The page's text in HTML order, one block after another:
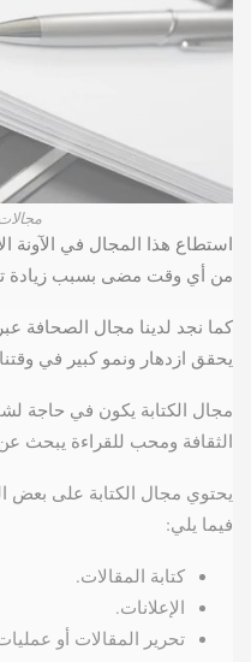
استطاع هذا المجال في الآونة
من أي وقت مضى بسبب زيادة
كما نجد لدينا مجال الصحافة
يحقق ازدهار ونمو كبير في
مجال الكتابة يكون في حاجة
الثقافة ومحب للقراءة يبحث
يحتوي مجال الكتابة على بعض
فيما يلي:
كتابة المقالات.
الإعلانات.
تحرير المقالات أو